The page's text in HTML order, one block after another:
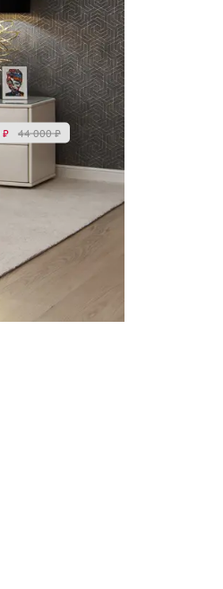
₽ 44 000₽